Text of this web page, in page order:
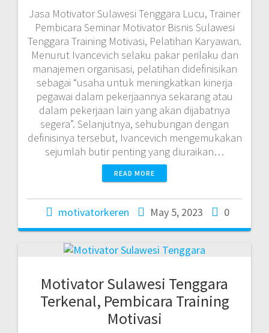
Jasa Motivator Sulawesi Tenggara Lucu, Trainer
Pembicara Seminar Motivator Bisnis Sulawesi
Tenggara Training Motivasi, Pelatihan Karyawan.
Menurut Ivancevich selaku pakar perilaku dan
manajemen organisasi, pelatihan didefinisikan
sebagai “usaha untuk meningkatkan kinerja
pegawai dalam pekerjaannya sekarang atau
dalam pekerjaan lain yang akan dijabatnya
segera”. Selanjutnya, sehubungan dengan
definisinya tersebut, Ivancevich mengemukakan
sejumlah butir penting yang diuraikan…
READ MORE
motivatorkeren May 5, 2023 0
Motivator Sulawesi Tenggara
Terkenal, Pembicara Training
Motivasi